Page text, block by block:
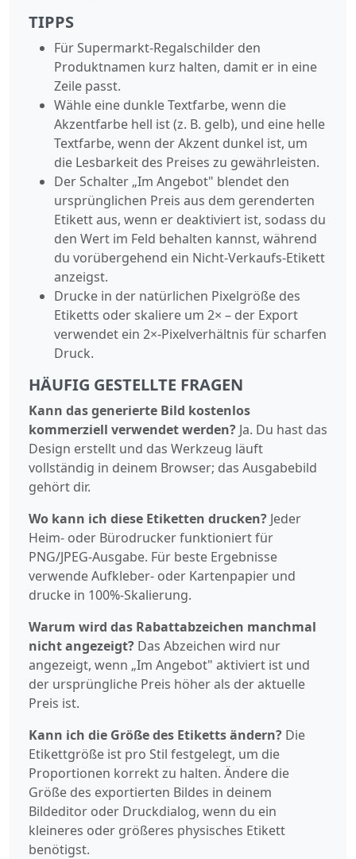
TIPPS
Für Supermarkt-Regalschilder den
Produktnamen kurz halten, damit er in eine
Zeile passt.
Wähle eine dunkle Textfarbe, wenn die
Akzentfarbe hell ist (z. B. gelb), und eine helle
Textfarbe, wenn der Akzent dunkel ist, um
die Lesbarkeit des Preises zu gewährleisten.
Der Schalter „Im Angebot" blendet den
ursprünglichen Preis aus dem gerenderten
Etikett aus, wenn er deaktiviert ist, sodass du
den Wert im Feld behalten kannst, während
du vorübergehend ein Nicht-Verkaufs-Etikett
anzeigst.
Drucke in der natürlichen Pixelgröße des
Etiketts oder skaliere um 2× – der Export
verwendet ein 2×-Pixelverhältnis für scharfen
Druck.
HÄUFIG GESTELLTE FRAGEN
Kann das generierte Bild kostenlos
kommerziell verwendet werden? Ja. Du hast das
Design erstellt und das Werkzeug läuft
vollständig in deinem Browser; das Ausgabebild
gehört dir.
Wo kann ich diese Etiketten drucken? Jeder
Heim- oder Bürodrucker funktioniert für
PNG/JPEG-Ausgabe. Für beste Ergebnisse
verwende Aufkleber- oder Kartenpapier und
drucke in 100%-Skalierung.
Warum wird das Rabattabzeichen manchmal
nicht angezeigt? Das Abzeichen wird nur
angezeigt, wenn „Im Angebot" aktiviert ist und
der ursprüngliche Preis höher als der aktuelle
Preis ist.
Kann ich die Größe des Etiketts ändern? Die
Etikettgröße ist pro Stil festgelegt, um die
Proportionen korrekt zu halten. Ändere die
Größe des exportierten Bildes in deinem
Bildeditor oder Druckdialog, wenn du ein
kleineres oder größeres physisches Etikett
benötigst.